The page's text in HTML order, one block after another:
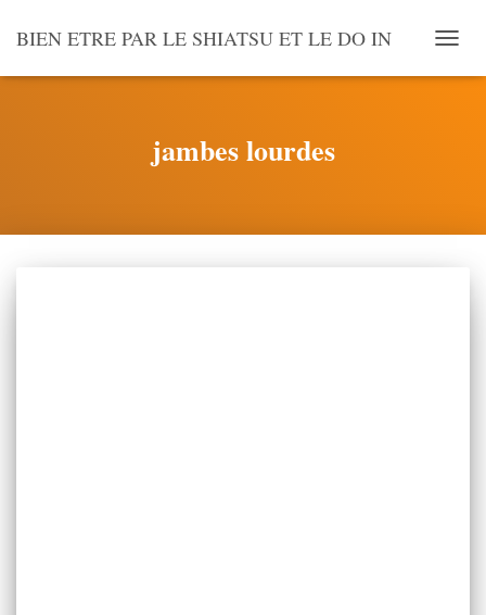
BIEN ETRE PAR LE SHIATSU ET LE DO IN
LA
jambes lourdes